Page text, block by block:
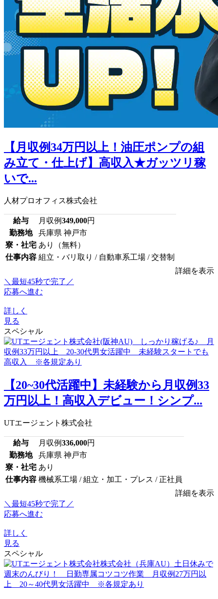
【月収例34万円以上！油圧ポンプの組
み立て・仕上げ】高収入★ガッツリ稼
いで...
人材プロオフィス株式会社
給与 月収例349,000円
勤務地
兵庫県 神戸市
寮・社宅 あり（無料）
仕事内容 組立・バリ取り / 自動車系工場 / 交替制
詳細を表示
＼最短45秒で完了／
応募へ進む
詳しく
見る
スペシャル
【20~30代活躍中】未経験から月収例33
万円以上！高収入デビュー！シンプ...
UTエージェント株式会社
給与 月収例336,000円
勤務地
兵庫県 神戸市
寮・社宅 あり
仕事内容 機械系工場 / 組立・加工・プレス / 正社員
詳細を表示
＼最短45秒で完了／
応募へ進む
詳しく
見る
スペシャル